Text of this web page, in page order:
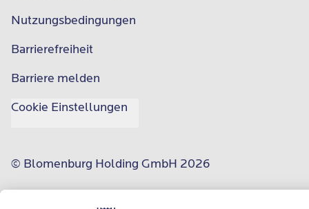
Nutzungsbedingungen
Barrierefreiheit
Barriere melden
Cookie Einstellungen
© Blomenburg Holding GmbH 2026